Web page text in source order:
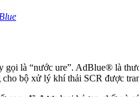
gọi là “nước ure”. AdBlue® là
bộ xử lý khí thải SCR được